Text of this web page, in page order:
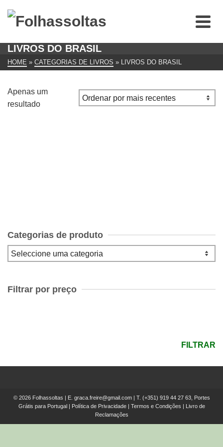
LIVROS DO BRASIL
HOME » CATEGORIAS DE LIVROS » LIVROS DO BRASIL
Apenas um
resultado
Categorias de produto
Filtrar por preço
FILTRAR
© 2026 Folhassoltas | E. graca.freire@gmail.com| T. (+351) 919 44 27 63, Portes
Grátis para Portugal
Política de Privacidade| Termos e Condições
Livro de
Reclamações